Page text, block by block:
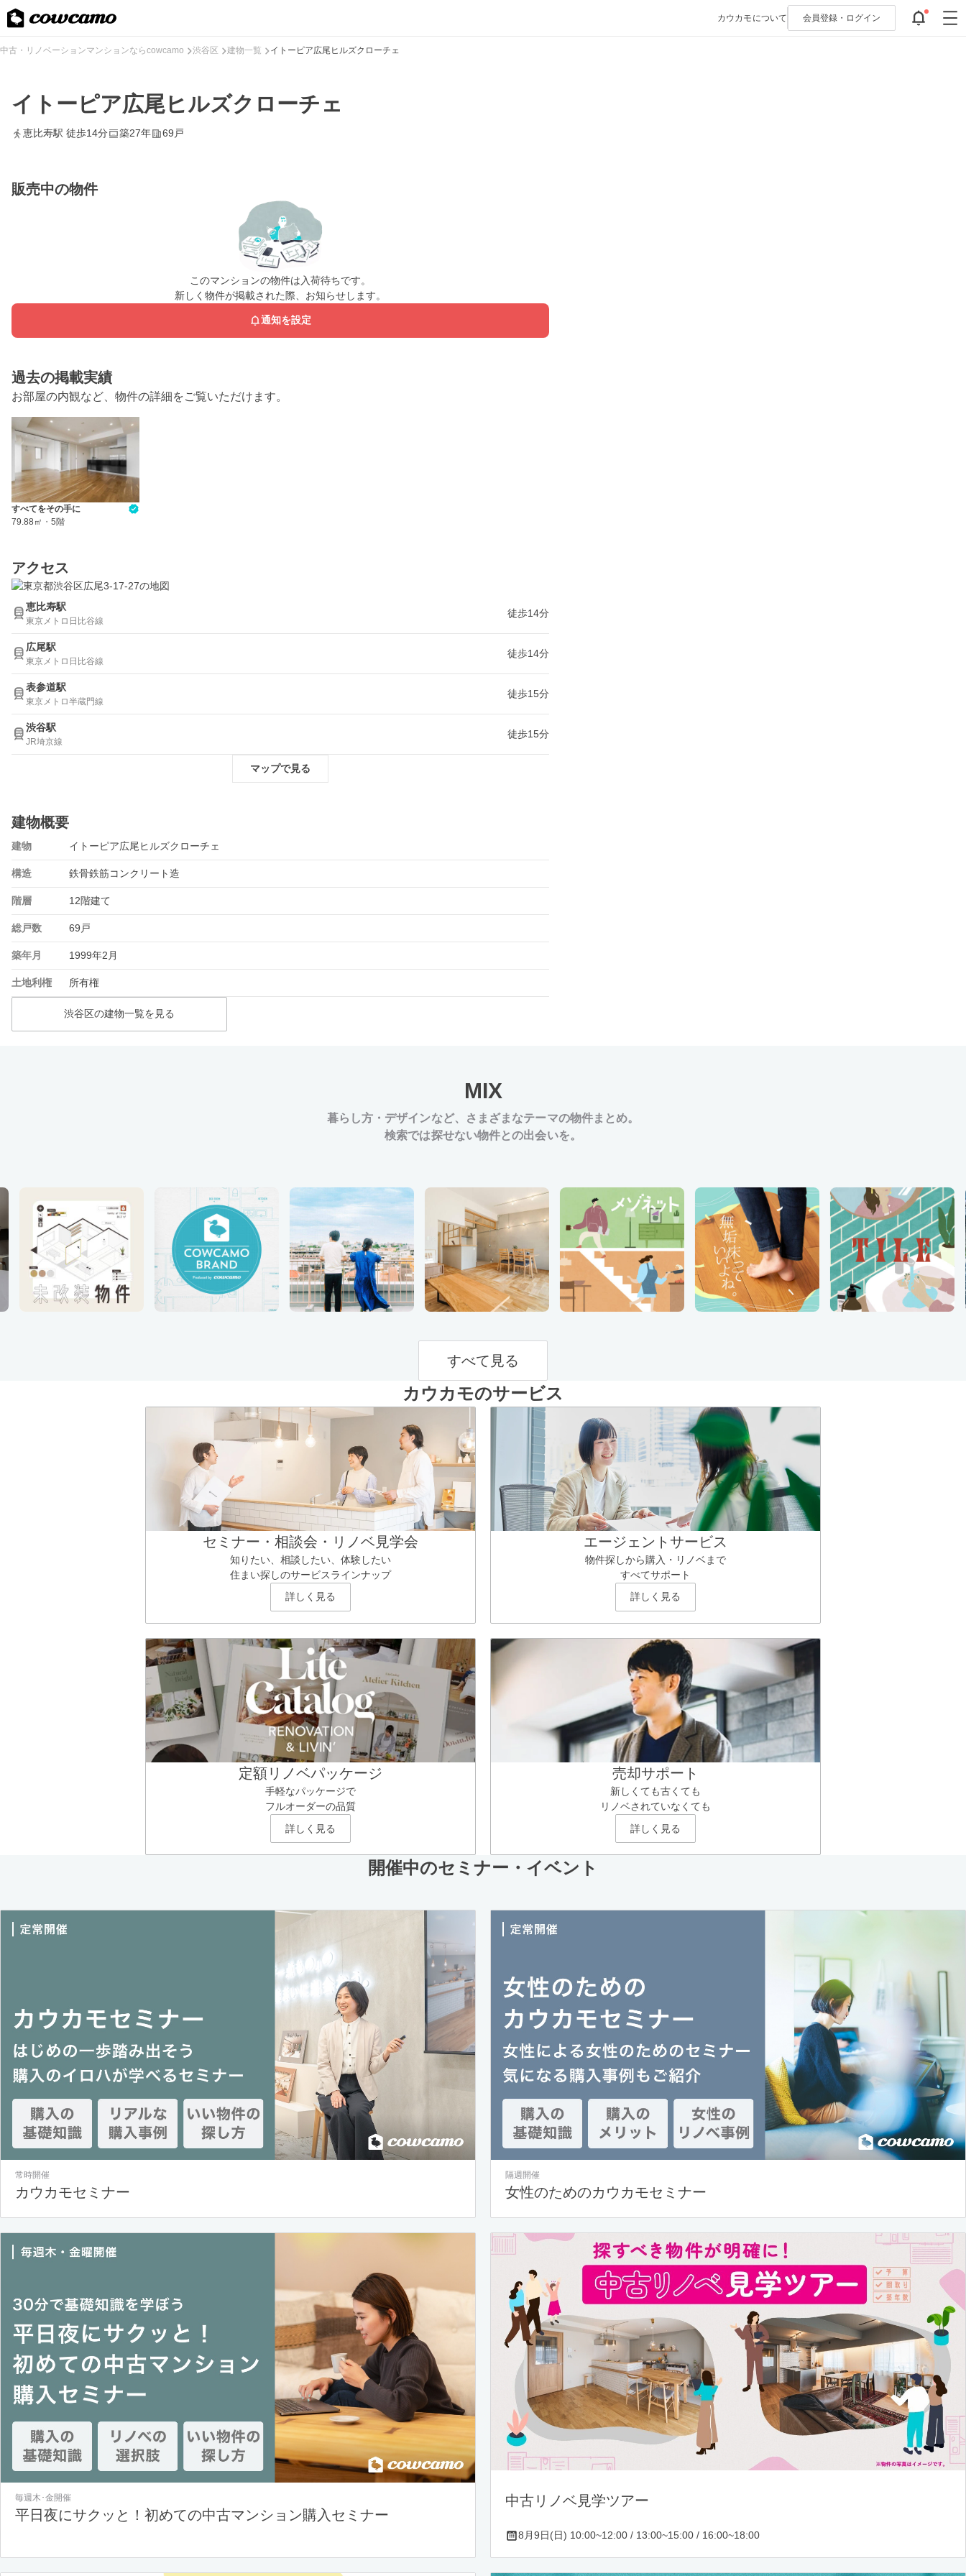
カウカモについて 会員登録・ ログイン
中古・リノベーションマンションならcowcamo 渋谷区 建物一覧 イトーピア広尾ヒルズクローチェ
イトーピア広尾ヒルズクローチェ
恵比寿駅 徒歩14分 築27年 69戸
販売中の物件
このマンションの物件は入荷待ちです。
新しく物件が掲載された際、お知らせします。
通知を設定
過去の掲載実績
お部屋の内観など、物件の詳細をご覧いただけます。
すべてをその手に
79.88㎡ ・ 5階
アクセス
恵比寿駅
東京メトロ日比谷線
徒歩14分
広尾駅
東京メトロ日比谷線
徒歩14分
表参道駅
東京メトロ半蔵門線
徒歩15分
渋谷駅
JR埼京線
徒歩15分
マップで見る
建物概要
建物 イトーピア広尾ヒルズクローチェ
構造 鉄骨鉄筋コンクリート造
階層 12階建て
総戸数 69戸
築年月 1999年2月
土地利権 所有権
渋谷区の建物一覧を見る
MIX
暮らし方・デザインなど、
さまざまなテーマの物件まとめ。
検索では探せない物件との出会いを。
すべて見る
カウカモのサービス
セミナー・相談会・リノベ見学会
知りたい、相談したい、体験したい
住まい探しのサービスラインナップ
詳しく見る
エージェントサービス
物件探しから購入・リノベまで
すべてサポート
詳しく見る
定額リノベパッケージ
手軽なパッケージで
フルオーダーの品質
詳しく見る
売却サポート
新しくても古くても
リノベされていなくても
詳しく見る
開催中のセミナー・イベント
常時開催
カウカモセミナー
隔週開催
女性のためのカウカモセミナー
毎週木･金開催
平日夜にサクッと！初めての中古マンション購入セミナー
中古リノベ見学ツアー
8月9日(日) 10:00~12:00 / 13:00~15:00 / 16:00~18:00